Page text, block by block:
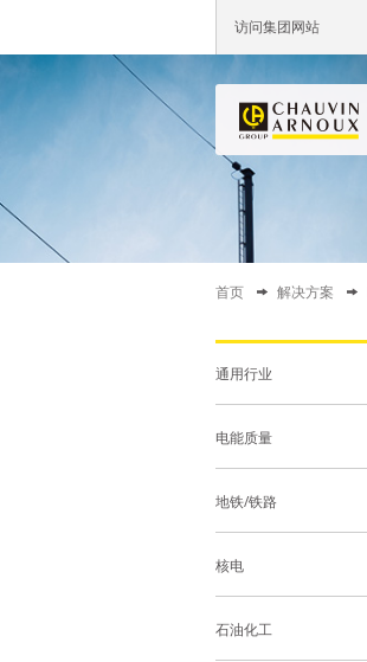
访问集团网站
首页 解决方案
通用行业
电能质量
地铁/铁路
核电
石油化工